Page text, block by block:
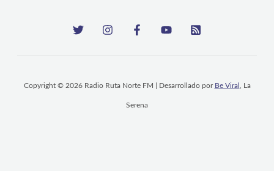
Copyright © 2026 Radio Ruta Norte FM | Desarrollado por Be Viral , La
Serena